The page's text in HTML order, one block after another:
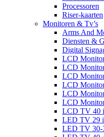
Processoren
Riser-kaarten
Monitoren & Tv’s
Arms And
Diensten &
Digital
LCD
LCD
LCD
LCD
LCD
LCD
LCD TV 40
LED TV 29
LED TV 30-